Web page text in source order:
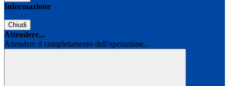
Informazione
Chiudi
Attendere...
Attendere il completamento dell'operazione...